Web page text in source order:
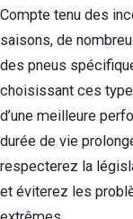
Compte tenu des
saisons, de
des pneus
choisissant ces
d’une meilleure
durée de vie
respecterez la
et éviterez les